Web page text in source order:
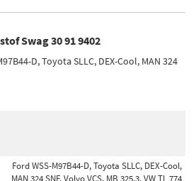
Swag 30 91 9402
D, Toyota SLLC, DEX-Cool, MAN 324
Ford WSS-M97B44-D, Toyota SLLC, DEX-Cool,
MAN 324 SNF, Volvo VCS, MB 325.3, VW TL 774